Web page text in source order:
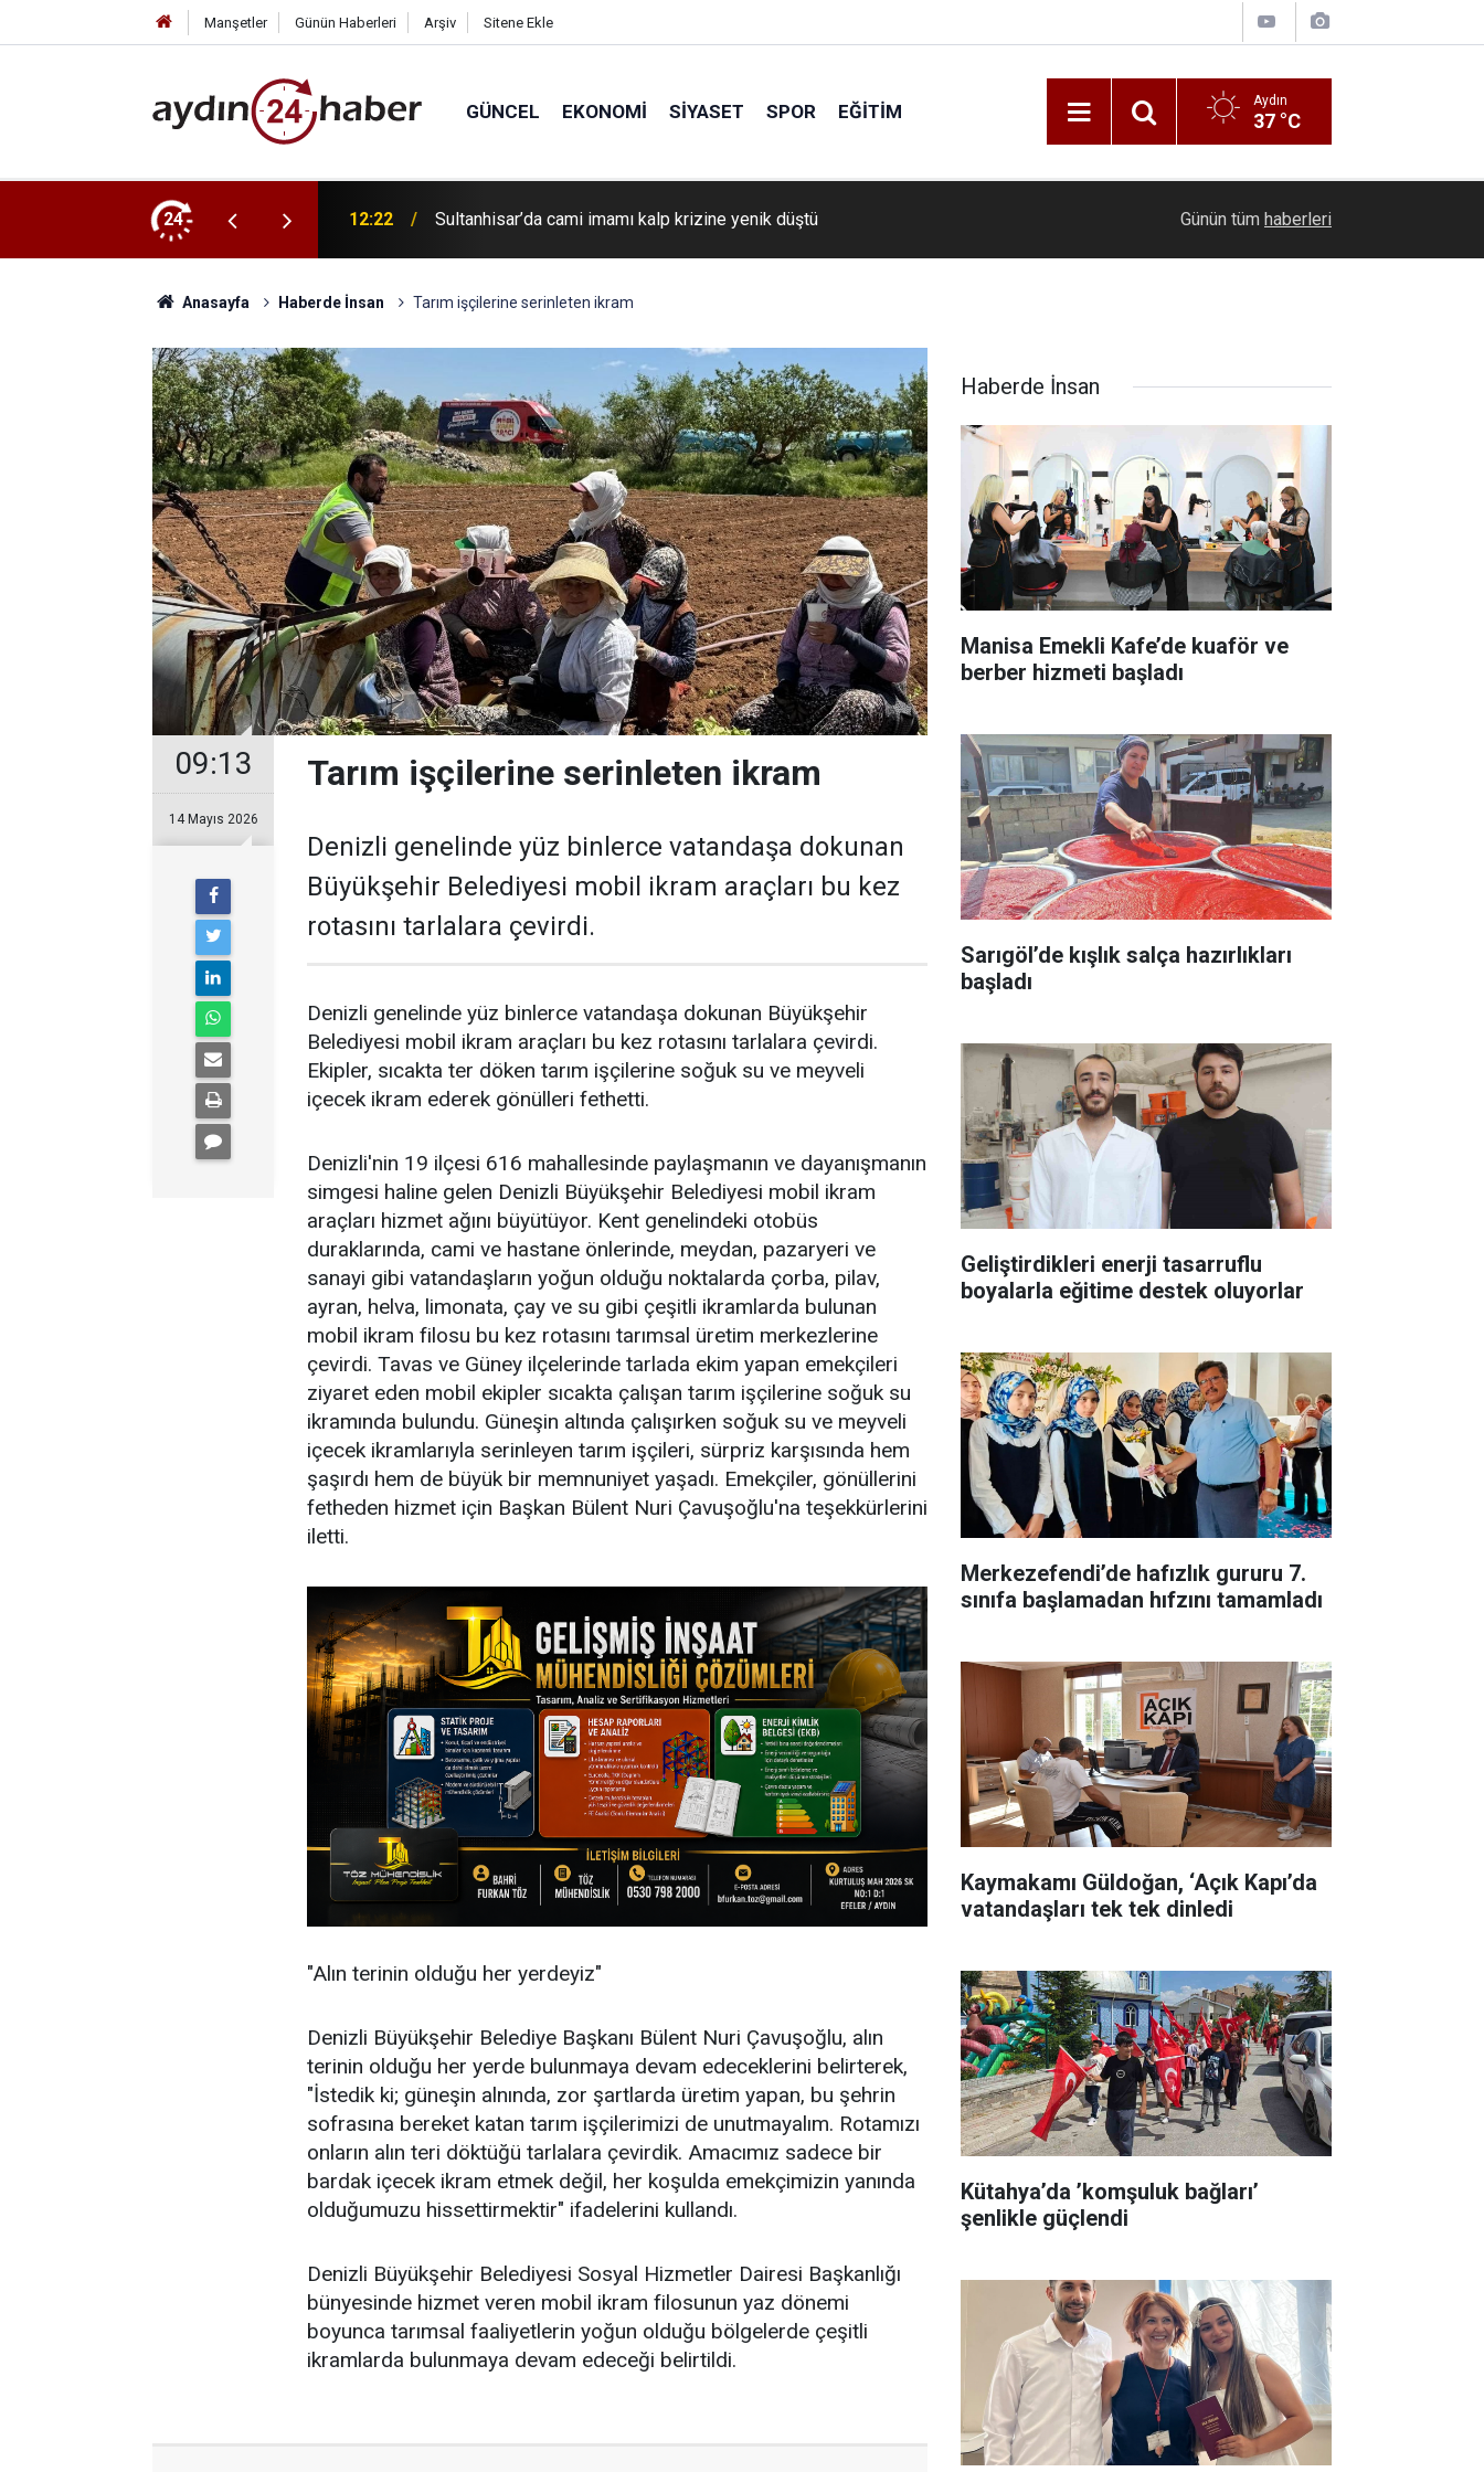
Manşetler Günün Haberleri Arşiv Sitene Ekle
GÜNCEL EKONOMI SIYASET SPOR EĞITIM Aydın
37 °C
24
berber hizmeti başladı 12:22 Sultanhisar’da cami imamı kalp krizine yenik düştü Yanan araçtan çıkarak son anda kurtuldular
Günün tüm haberleri
Anasayfa Haberde İnsan Tarım işçilerine serinleten ikram
09:13
14 Mayıs 2026
Tarım işçilerine serinleten ikram
Denizli genelinde yüz binlerce vatandaşa dokunan
Büyükşehir Belediyesi mobil ikram araçları bu kez
rotasını tarlalara çevirdi.
Denizli genelinde yüz binlerce vatandaşa dokunan Büyükşehir
Belediyesi mobil ikram araçları bu kez rotasını tarlalara çevirdi.
Ekipler, sıcakta ter döken tarım işçilerine soğuk su ve meyveli
içecek ikram ederek gönülleri fethetti.
Denizli'nin 19 ilçesi 616 mahallesinde paylaşmanın ve dayanışmanın
simgesi haline gelen Denizli Büyükşehir Belediyesi mobil ikram
araçları hizmet ağını büyütüyor. Kent genelindeki otobüs
duraklarında, cami ve hastane önlerinde, meydan, pazaryeri ve
sanayi gibi vatandaşların yoğun olduğu noktalarda çorba, pilav,
ayran, helva, limonata, çay ve su gibi çeşitli ikramlarda bulunan
mobil ikram filosu bu kez rotasını tarımsal üretim merkezlerine
çevirdi. Tavas ve Güney ilçelerinde tarlada ekim yapan emekçileri
ziyaret eden mobil ekipler sıcakta çalışan tarım işçilerine soğuk su
ikramında bulundu. Güneşin altında çalışırken soğuk su ve meyveli
içecek ikramlarıyla serinleyen tarım işçileri, sürpriz karşısında hem
şaşırdı hem de büyük bir memnuniyet yaşadı. Emekçiler, gönüllerini
fetheden hizmet için Başkan Bülent Nuri Çavuşoğlu'na teşekkürlerini
iletti.
"Alın terinin olduğu her yerdeyiz"
Denizli Büyükşehir Belediye Başkanı Bülent Nuri Çavuşoğlu, alın
terinin olduğu her yerde bulunmaya devam edeceklerini belirterek,
"İstedik ki; güneşin alnında, zor şartlarda üretim yapan, bu şehrin
sofrasına bereket katan tarım işçilerimizi de unutmayalım. Rotamızı
onların alın teri döktüğü tarlalara çevirdik. Amacımız sadece bir
bardak içecek ikram etmek değil, her koşulda emekçimizin yanında
olduğumuzu hissettirmektir" ifadelerini kullandı.
Denizli Büyükşehir Belediyesi Sosyal Hizmetler Dairesi Başkanlığı
bünyesinde hizmet veren mobil ikram filosunun yaz dönemi
boyunca tarımsal faaliyetlerin yoğun olduğu bölgelerde çeşitli
ikramlarda bulunmaya devam edeceği belirtildi.
Haberde İnsan
Manisa Emekli Kafe’de kuaför ve
berber hizmeti başladı
Sarıgöl’de kışlık salça hazırlıkları
başladı
Geliştirdikleri enerji tasarruflu
boyalarla eğitime destek oluyorlar
Merkezefendi’de hafızlık gururu 7.
sınıfa başlamadan hıfzını tamamladı
Kaymakamı Güldoğan, ‘Açık Kapı’da
vatandaşları tek tek dinledi
Kütahya’da ’komşuluk bağları’
şenlikle güçlendi